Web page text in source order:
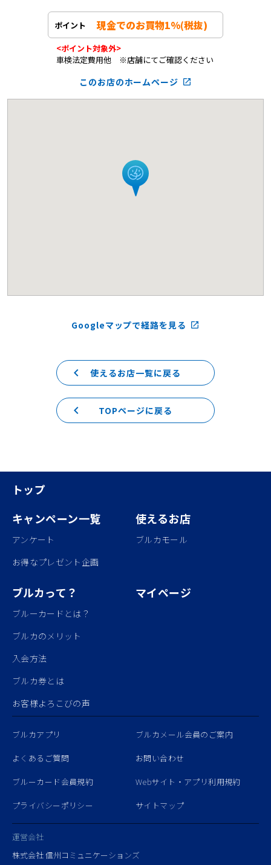
ポイント 現金でのお買物1%(税抜)
<ポイント対象外>
車検法定費用他 ※店舗にてご確認ください
このお店のホームページ launch
Googleマップで経路を見る launch
使えるお店一覧に戻る
keyboard_arrow_left
TOPページに戻る
keyboard_arrow_left
トップ
キャンペーン一覧
アンケート
お得なプレゼント企画
使えるお店
ブルカモール
ブルカって？
ブルーカードとは？
ブルカのメリット
入会方法
ブルカ券とは
お客様よろこびの声
マイページ
ブルカアプリ ブルカメール会員のご案内
よくあるご質問 お問い合わせ
ブルーカード会員規約 Webサイト・アプリ利用規約
プライバシーポリシー サイトマップ
運営会社
株式会社 信州コミュニケーションズ